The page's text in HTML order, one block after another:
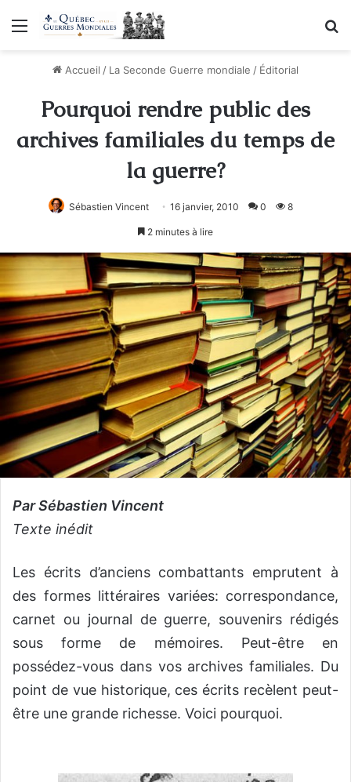
Menu
Accueil / La Seconde Guerre mondiale / Éditorial
Pourquoi rendre public des
archives familiales du temps de
la guerre?
Sébastien Vincent 16 janvier, 2010 0 8
2 minutes à lire
Par Sébastien Vincent
Texte inédit
Les écrits d’anciens combattants emprutent à
des formes littéraires variées: correspondance,
carnet ou journal de guerre, souvenirs rédigés
sous forme de mémoires. Peut-être en
possédez-vous dans vos archives familiales. Du
point de vue historique, ces écrits recèlent peut-
être une grande richesse. Voici pourquoi.